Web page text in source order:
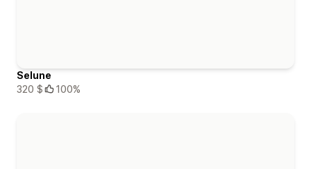
Selune
320 $
100%